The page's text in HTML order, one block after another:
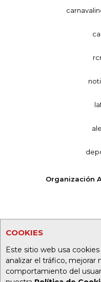
COOKIES
Este sitio web usa
analizar el tráfico, mejorar
comportamiento del
Organización